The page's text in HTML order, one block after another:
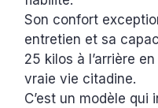
Son confort
entretien et sa
25 kilos à l’arrière
vraie vie citadine.
C’est un modèle